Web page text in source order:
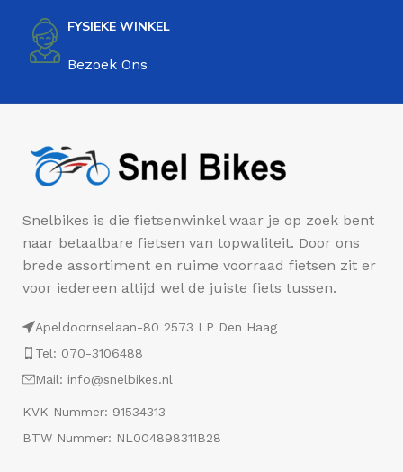
FYSIEKE WINKEL
Bezoek Ons
Snelbikes is die fietsenwinkel waar je op zoek bent
naar betaalbare fietsen van topwaliteit. Door ons
brede assortiment en ruime voorraad fietsen zit er
voor iedereen altijd wel de juiste fiets tussen.
Apeldoornselaan-80 2573 LP Den Haag
Tel: 070-3106488
Mail: info@snelbikes.nl
KVK Nummer: 91534313
BTW Nummer: NL004898311B28